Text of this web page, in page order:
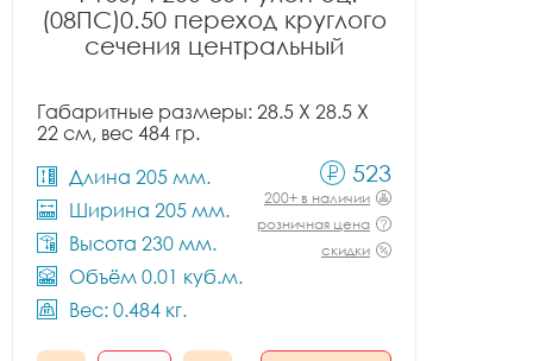
(08ПС)0.50 переход круглого
сечения центральный
Габаритные размеры: 28.5 X 28.5 X
22 см, вес 484 гр.
Длина 205 мм.
Ширина 205 мм.
Высота 230 мм.
Объём 0.01 куб.м.
Вес: 0.484 кг.
523
200+ в наличии
розничная цена
скидки